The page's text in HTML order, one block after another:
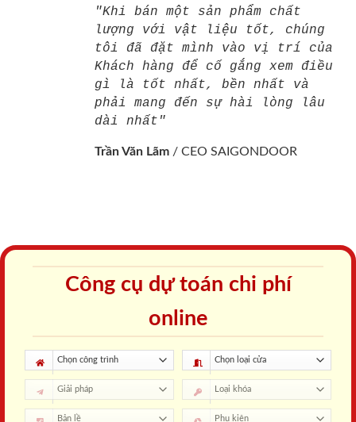
"Khi bán một sản phẩm chất
lượng với vật liệu tốt, chúng
tôi đã đặt mình vào vị trí của
Khách hàng để cố gắng xem điều
gì là tốt nhất, bền nhất và
phải mang đến sự hài lòng lâu
dài nhất"
Trần Văn Lãm / CEO SAIGONDOOR
Công cụ dự toán chi phí
online